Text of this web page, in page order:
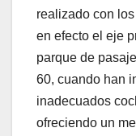
realizado con
en efecto el eje
parque de
60, cuando han
inadecuados
ofreciendo un